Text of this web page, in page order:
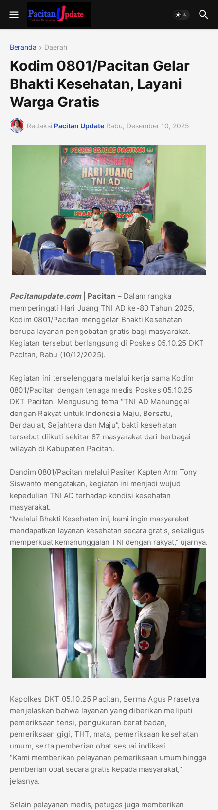
Beranda Daerah
Kodim 0801/Pacitan Gelar
Bhakti Kesehatan, Layani
Warga Gratis
Redaksi Pacitan Update Rabu, Desember 10, 2025
Pacitanupdate.com | Pacitan – Dalam rangka
memperingati Hari Juang TNI AD ke-80 Tahun 2025,
Kodim 0801/Pacitan menggelar Bhakti Kesehatan
berupa layanan pengobatan gratis bagi masyarakat.
Kegiatan tersebut berlangsung di Poskes 05.10.25 DKT
Pacitan, Rabu (10/12/2025).
Kegiatan ini terselenggara melalui kerja sama Kodim
0801/Pacitan dengan tenaga medis Poskes 05.10.25
DKT Pacitan. Mengusung tema “TNI AD Manunggal
dengan Rakyat untuk Indonesia Maju, Bersatu,
Berdaulat, Sejahtera dan Maju”, bakti kesehatan
tersebut diikuti sekitar 87 masyarakat dari berbagai
wilayah di Kabupaten Pacitan.
Dandim 0801/Pacitan melalui Pasiter Kapten Arm Tony
Siswanto mengatakan, kegiatan ini menjadi wujud
kepedulian TNI AD terhadap kondisi kesehatan
masyarakat.
“Melalui Bhakti Kesehatan ini, kami ingin masyarakat
mendapatkan layanan kesehatan secara gratis, sekaligus
memperkuat kemanunggalan TNI dengan rakyat,” ujarnya.
Kapolkes DKT 05.10.25 Pacitan, Serma Agus Prasetya,
menjelaskan bahwa layanan yang diberikan meliputi
pemeriksaan tensi, pengukuran berat badan,
pemeriksaan gigi, THT, mata, pemeriksaan kesehatan
umum, serta pemberian obat sesuai indikasi.
“Kami memberikan pelayanan pemeriksaan umum hingga
pemberian obat secara gratis kepada masyarakat,”
jelasnya.
Selain pelayanan medis, petugas juga memberikan